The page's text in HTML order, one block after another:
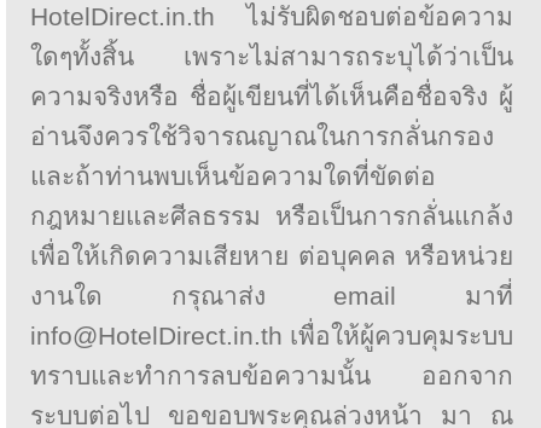
HotelDirect.in.th ไม่รับผิดชอบต่อข้อความ
ใดๆทั้งสิ้น เพราะไม่สามารถระบุได้ว่าเป็น
ความจริงหรือ ชื่อผู้เขียนที่ได้เห็นคือชื่อจริง ผู้
อ่านจึงควรใช้วิจารณญาณในการกลั่นกรอง
และถ้าท่านพบเห็นข้อความใดที่ขัดต่อ
กฎหมายและศีลธรรม หรือเป็นการกลั่นแกล้ง
เพื่อให้เกิดความเสียหาย ต่อบุคคล หรือหน่วย
งานใด กรุณาส่ง email มาที่
info@HotelDirect.in.th เพื่อให้ผู้ควบคุมระบบ
ทราบและทำการลบข้อความนั้น ออกจาก
ระบบต่อไป ขอขอบพระคุณล่วงหน้า มา ณ